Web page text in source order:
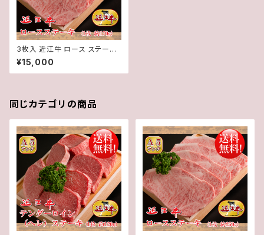
3枚入 近江牛 ロース ステーキ
(1枚約170g) 3枚 計約510g【
冷蔵 】 A５ 「 認定 」近江牛 ★
送料無料 ★※一部地域を除く
¥15,000
同じカテゴリの商品